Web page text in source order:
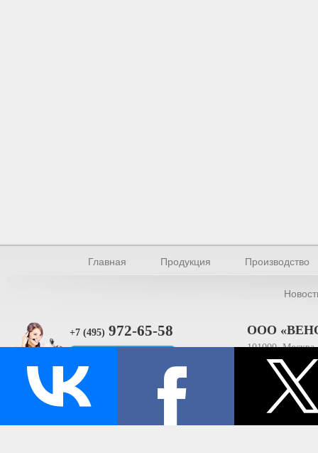
Главная Продукция Производство
+7 (495) 972-65-58 ООО
101000,
ИНН
© Производство уплотнителей и профилей 2026.
Все права защищены.